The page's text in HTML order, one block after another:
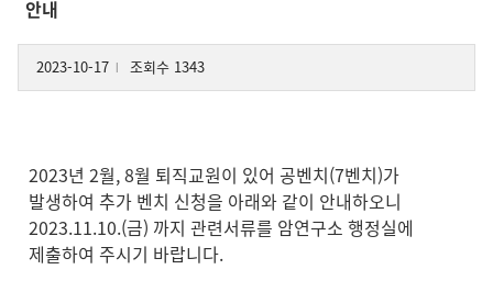
안내
2023-10-17 조회수 1343
2023년 2월, 8월 퇴직교원이 있어 공벤치(7벤치)가
발생하여 추가 벤치 신청을 아래와 같이 안내하오니
2023.11.10.(금) 까지 관련서류를 암연구소 행정실에
제출하여 주시기 바랍니다.